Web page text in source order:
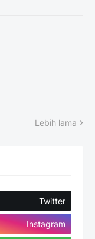
Lebih lama
Twitter
Instagram